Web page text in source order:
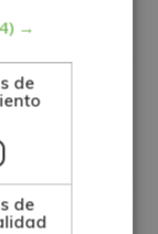
→
de
de